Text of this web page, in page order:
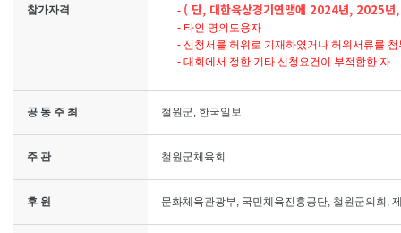
참가자격
- ( 단, 대한육상경기연맹에 2024년, 2025년
- 타인 명의도용자
- 신청서를 허위로 기재하였거나 허위서류를 첨
- 대회에서 정한 기타 신청요건이 부적합한 자
공 동 주 최 철원군, 한국일보
주 관 철원군체육회
후 원 문화체육관광부, 국민체육진흥공단, 철원군의회,